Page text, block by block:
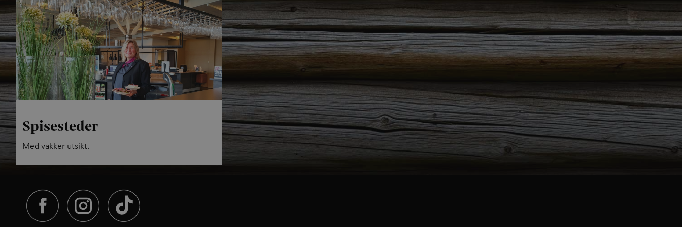
Utforsk samlingene
Om Maihaugen
Spisesteder
Med vakker utsikt.